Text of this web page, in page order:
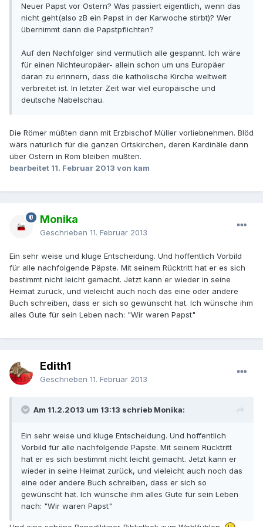
Neuer Papst vor Ostern? Was passiert eigentlich, wenn das
nicht geht(also zB ein Papst in der Karwoche stirbt)? Wer
übernimmt dann die Papstpflichten?
Auf den Nachfolger sind vermutlich alle gespannt. Ich wäre
für einen Nichteuropäer- allein schon um uns Europäer
daran zu erinnern, dass die katholische Kirche weltweit
verbreitet ist. In letzter Zeit war viel europäische und
deutsche Nabelschau.
Die Römer müßten dann mit Erzbischof Müller vorliebnehmen. Blöd
wärs natürlich für die ganzen Ortskirchen, deren Kardinäle dann
über Ostern in Rom bleiben müßten.
bearbeitet 11. Februar 2013 von kam
Monika
Geschrieben 11. Februar 2013
Ein sehr weise und kluge Entscheidung. Und hoffentlich Vorbild
für alle nachfolgende Päpste. Mit seinem Rücktritt hat er es sich
bestimmt nicht leicht gemacht. Jetzt kann er wieder in seine
Heimat zurück, und vieleicht auch noch das eine oder andere
Buch schreiben, dass er sich so gewünscht hat. Ich wünsche ihm
alles Gute für sein Leben nach: "Wir waren Papst"
Edith1
Geschrieben 11. Februar 2013
Am 11.2.2013 um 13:13 schrieb Monika:
Ein sehr weise und kluge Entscheidung. Und hoffentlich
Vorbild für alle nachfolgende Päpste. Mit seinem Rücktritt
hat er es sich bestimmt nicht leicht gemacht. Jetzt kann er
wieder in seine Heimat zurück, und vieleicht auch noch das
eine oder andere Buch schreiben, dass er sich so
gewünscht hat. Ich wünsche ihm alles Gute für sein Leben
nach: "Wir waren Papst"